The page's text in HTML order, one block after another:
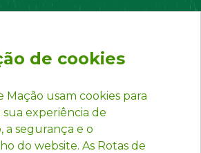
em:de cookies
Mação usam cookies para
experiência de
a segurança e o
do website. As Rotas de